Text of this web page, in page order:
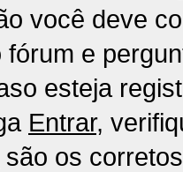
você deve
e
esteja
Entrar,
são os